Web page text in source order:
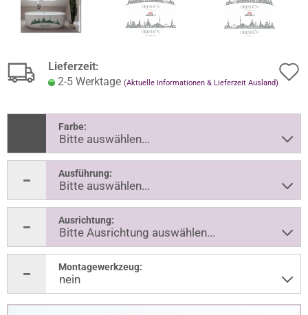
Lieferzeit:
2-5 Werktage (Aktuelle Informationen & Lieferzeit Ausland)
Farbe:
Ausführung:
Ausrichtung:
Montagewerkzeug: